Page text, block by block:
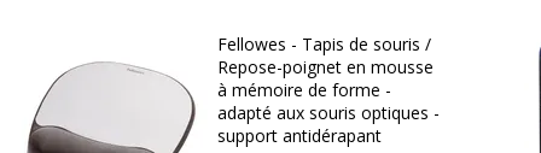
Fellowes - Tapis de souris /
Repose-poignet en mousse
à mémoire de forme -
adapté aux souris optiques -
support antidérapant